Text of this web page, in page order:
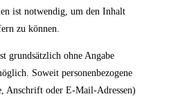
ist notwendig, um den Inhalt
zu können.
grundsätzlich ohne Angabe
Soweit personenbezogene
Anschrift oder E-Mail-Adressen)